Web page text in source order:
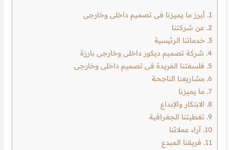
1. أبرز ما يميزنا فى تصميم داخلى وخارجى
2. عن شركتنا
3. خدماتنا الرئيسية
4. شركة تصميم ديكور داخلى وخارجى بارزة
5. فلسفتنا الفريدة فى تصميم داخلى وخارجى
6. مشاريعنا الناجحة
7. ما يميزنا
8. الابتكار والإبداع
9. تغطيتنا الجغرافية
10. آراء عملائنا
11. فريقنا المبدع